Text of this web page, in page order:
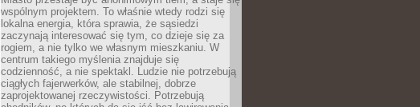
wspólnym projektem. To właśnie wtedy rodzi się
lokalna energia, która sprawia, że sąsiedzi
zaczynają interesować się tym, co dzieje się za
rogiem, a nie tylko we własnym mieszkaniu. W
centrum takiego myślenia znajduje się
codzienność, a nie spektakl. Ludzie nie potrzebują
ciągłych fajerwerków, ale stabilnej, dobrze
zaprojektowanej rzeczywistości. Potrzebują